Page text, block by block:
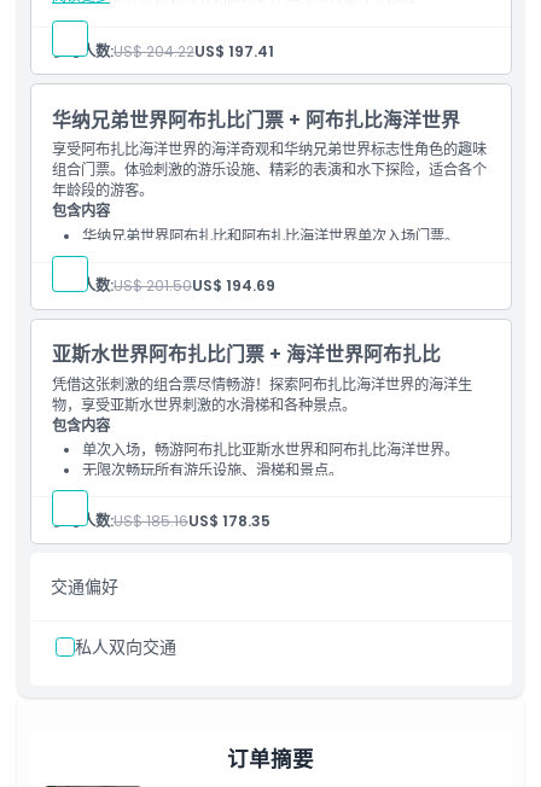
无限制畅玩所有游乐项目、滑梯和景点。
参与人数:US$ 204.22US$ 197.41
华纳兄弟世界阿布扎比门票 + 阿布扎比海洋世界
享受阿布扎比海洋世界的海洋奇观和华纳兄弟世界标志性角色的趣味
组合门票。体验刺激的游乐设施、精彩的表演和水下探险，适合各个
年龄段的游客。
包含内容
华纳兄弟世界阿布扎比和阿布扎比海洋世界单次入场门票。
无限次畅玩所有游乐设施、滑梯和景点。
参与人数:US$ 201.50US$ 194.69
亚斯水世界阿布扎比门票 + 海洋世界阿布扎比
凭借这张刺激的组合票尽情畅游！探索阿布扎比海洋世界的海洋生
物，享受亚斯水世界刺激的水滑梯和各种景点。
包含内容
单次入场，畅游阿布扎比亚斯水世界和阿布扎比海洋世界。
无限次畅玩所有游乐设施、滑梯和景点。
参与人数:US$ 185.16US$ 178.35
交通偏好
私人双向交通
订单摘要